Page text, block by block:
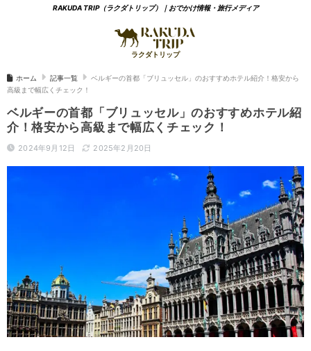
RAKUDA TRIP（ラクダトリップ）｜おでかけ情報・旅行メディア
ホーム 記事一覧
ベルギーの首都「ブリュッセル」のおすすめホテル紹介！格安から
高級まで幅広くチェック！
ベルギーの首都「ブリュッセル」のおすすめホテル紹
介！格安から高級まで幅広くチェック！
2024年9月12日 2025年2月20日